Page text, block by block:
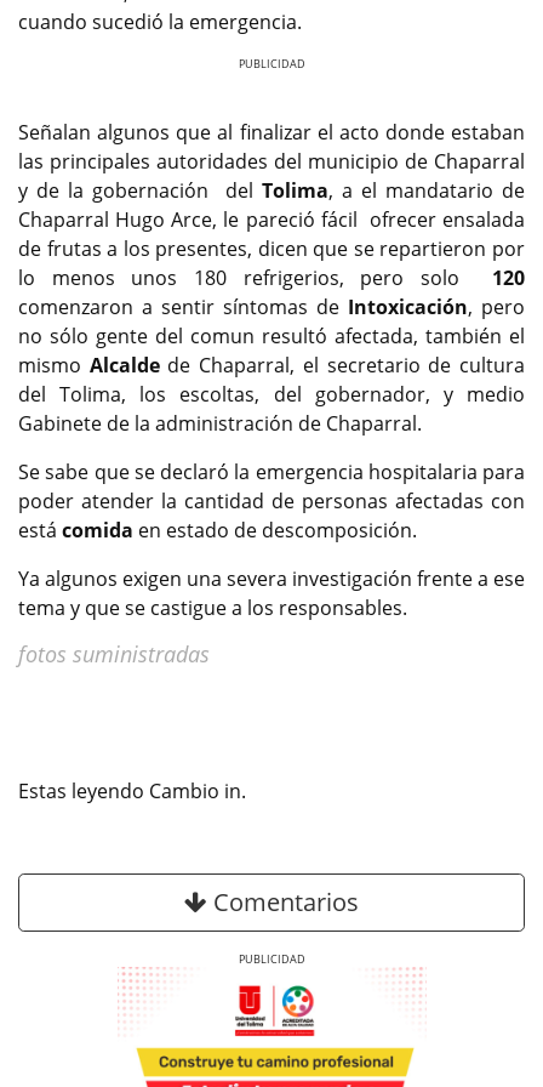
cuando sucedió la emergencia.
Señalan algunos que al finalizar el acto donde estaban
las principales autoridades del municipio de Chaparral
y de la gobernación del Tolima, a el mandatario de
Chaparral Hugo Arce, le pareció fácil ofrecer ensalada
de frutas a los presentes, dicen que se repartieron por
lo menos unos 180 refrigerios, pero solo 120
comenzaron a sentir síntomas de Intoxicación, pero
no sólo gente del comun resultó afectada, también el
mismo Alcalde de Chaparral, el secretario de cultura
del Tolima, los escoltas, del gobernador, y medio
Gabinete de la administración de Chaparral.
Se sabe que se declaró la emergencia hospitalaria para
poder atender la cantidad de personas afectadas con
está comida en estado de descomposición.
Ya algunos exigen una severa investigación frente a ese
tema y que se castigue a los responsables.
fotos suministradas
Estas leyendo Cambio in.
Comentarios